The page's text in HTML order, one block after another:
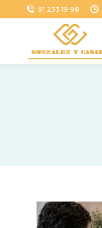
91 253 19 98